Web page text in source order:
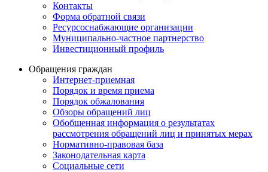
Контакты
Форма обратной связи
Ресурсоснабжающие организации
Муниципально-частное партнерство
Инвестиционный профиль
Обращения граждан
Интернет-приемная
Порядок и время приема
Порядок обжалования
Обзоры обращений лиц
Обобщенная информация о результатах
рассмотрения обращений лиц и принятых мерах
Нормативно-правовая база
Законодательная карта
Социальные сети